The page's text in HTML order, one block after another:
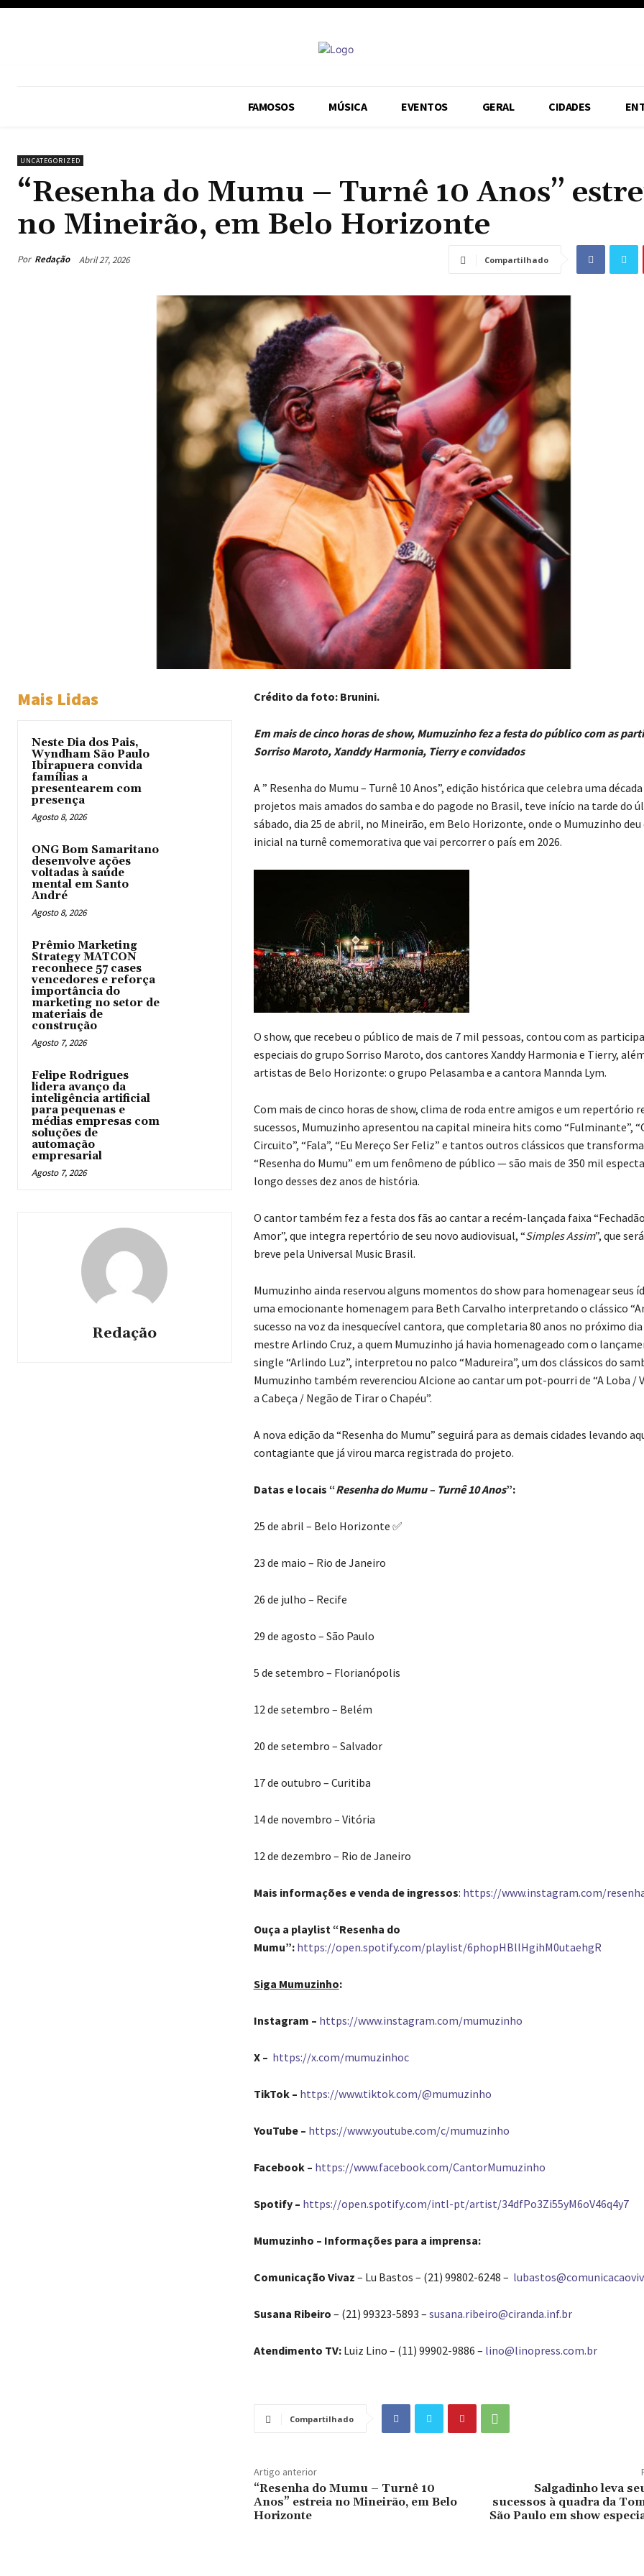
FAMOSOS MÚSICA EVENTOS GERAL CIDADES
UNCATEGORIZED
“Resenha do Mumu – Turnê 10 Anos”
no Mineirão, em Belo Horizonte
Por Redação Abril 27, 2026 Compartilhado
Mais Lidas
Neste Dia dos Pais,
Wyndham São Paulo
Ibirapuera convida
famílias a
presentearem com
presença
Agosto 8, 2026
ONG Bom Samaritano
desenvolve ações
voltadas à saúde
mental em Santo
André
Agosto 8, 2026
Prêmio Marketing
Strategy MATCON
reconhece 57 cases
vencedores e reforça
importância do
marketing no setor de
materiais de
construção
Agosto 7, 2026
Felipe Rodrigues
lidera avanço da
inteligência artificial
para pequenas e
médias empresas com
soluções de
automação
empresarial
Agosto 7, 2026
Redação
Crédito da foto: Brunini.
Em mais de cinco horas de show, Mumuzinho fez a festa do público com as
Sorriso Maroto, Xanddy Harmonia, Tierry e convidados
A ” Resenha do Mumu – Turnê 10 Anos”, edição histórica que celebra uma
projetos mais amados do samba e do pagode no Brasil, teve início na tarde do
sábado, dia 25 de abril, no Mineirão, em Belo Horizonte, onde o Mumuzinho
inicial na turnê comemorativa que vai percorrer o país em 2026.
O show, que recebeu o público de mais de 7 mil pessoas, contou com as
especiais do grupo Sorriso Maroto, dos cantores Xanddy Harmonia e Tierry,
artistas de Belo Horizonte: o grupo Pelasamba e a cantora Mannda Lym.
Com mais de cinco horas de show, clima de roda entre amigos e um repertório
sucessos, Mumuzinho apresentou na capital mineira hits como “Fulminante”,
Circuito”, “Fala”, “Eu Mereço Ser Feliz” e tantos outros clássicos que
“Resenha do Mumu” em um fenômeno de público — são mais de 350 mil
longo desses dez anos de história.
O cantor também fez a festa dos fãs ao cantar a recém-lançada faixa
Amor”, que integra repertório de seu novo audiovisual, “Simples Assim”, que
breve pela Universal Music Brasil.
Mumuzinho ainda reservou alguns momentos do show para homenagear seus
uma emocionante homenagem para Beth Carvalho interpretando o clássico
sucesso na voz da inesquecível cantora, que completaria 80 anos no próximo dia
mestre Arlindo Cruz, a quem Mumuzinho já havia homenageado com o
single “Arlindo Luz”, interpretou no palco “Madureira”, um dos clássicos do
Mumuzinho também reverenciou Alcione ao cantar um pot-pourri de “A Loba /
a Cabeça / Negão de Tirar o Chapéu”.
A nova edição da “Resenha do Mumu” seguirá para as demais cidades levando
contagiante que já virou marca registrada do projeto.
Datas e locais “Resenha do Mumu – Turnê 10 Anos”:
25 de abril – Belo Horizonte ✅
23 de maio – Rio de Janeiro
26 de julho – Recife
29 de agosto – São Paulo
5 de setembro – Florianópolis
12 de setembro – Belém
20 de setembro – Salvador
17 de outubro – Curitiba
14 de novembro – Vitória
12 de dezembro – Rio de Janeiro
Mais informações e venda de ingressos: https://www.instagram.com/
Ouça a playlist “Resenha do
Mumu”: https://open.spotify.com/playlist/6phopHBllHgihM0utaehgR
Siga Mumuzinho:
Instagram – https://www.instagram.com/mumuzinho
X – https://x.com/mumuzinhoc
TikTok – https://www.tiktok.com/@mumuzinho
YouTube – https://www.youtube.com/c/mumuzinho
Facebook – https://www.facebook.com/CantorMumuzinho
Spotify – https://open.spotify.com/intl-pt/artist/34dfPo3Zi55yM6oV46q4y7
Mumuzinho – Informações para a imprensa:
Comunicação Vivaz – Lu Bastos – (21) 99802-6248 –
Susana Ribeiro – (21) 99323-5893 – susana.ribeiro@ciranda.inf.br
Atendimento TV:Luiz Lino – (11) 99902-9886 – lino@linopress.com.br
Compartilhado
Artigo anterior
“Resenha do Mumu – Turnê 10
Anos” estreia no Mineirão, em Belo
Horizonte
Salgadinho leva
sucessos à quadra da
São Paulo em show